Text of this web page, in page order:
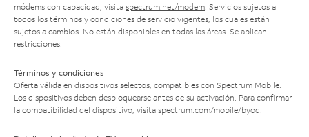
módems con capacidad, visita spectrum.net/modem . Servicios sujetos a
todos los términos y condiciones de servicio vigentes, los cuales están
sujetos a cambios. No están disponibles en todas las áreas. Se aplican
restricciones.
Términos y condiciones
Oferta válida en dispositivos selectos, compatibles con Spectrum Mobile.
Los dispositivos deben desbloquearse antes de su activación. Para confirmar
la compatibilidad del dispositivo, visita spectrum.com/mobile/byod